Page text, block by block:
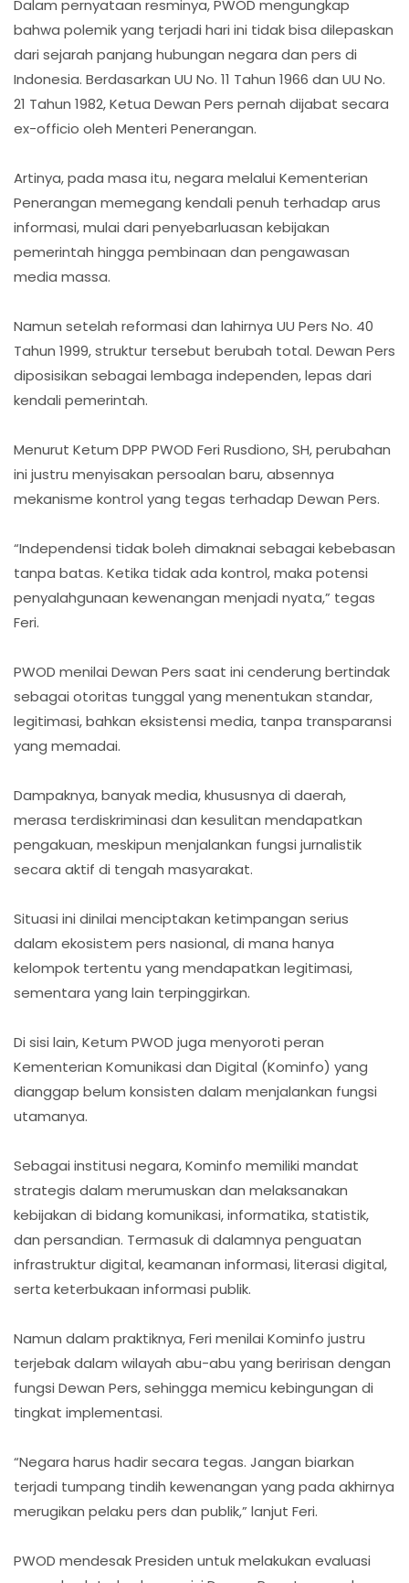
Dalam pernyataan resminya, PWOD mengungkap
bahwa polemik yang terjadi hari ini tidak bisa dilepaskan
dari sejarah panjang hubungan negara dan pers di
Indonesia. Berdasarkan UU No. 11 Tahun 1966 dan UU No.
21 Tahun 1982, Ketua Dewan Pers pernah dijabat secara
ex-officio oleh Menteri Penerangan.
Artinya, pada masa itu, negara melalui Kementerian
Penerangan memegang kendali penuh terhadap arus
informasi, mulai dari penyebarluasan kebijakan
pemerintah hingga pembinaan dan pengawasan
media massa.
Namun setelah reformasi dan lahirnya UU Pers No. 40
Tahun 1999, struktur tersebut berubah total. Dewan Pers
diposisikan sebagai lembaga independen, lepas dari
kendali pemerintah.
Menurut Ketum DPP PWOD Feri Rusdiono, SH, perubahan
ini justru menyisakan persoalan baru, absennya
mekanisme kontrol yang tegas terhadap Dewan Pers.
“Independensi tidak boleh dimaknai sebagai kebebasan
tanpa batas. Ketika tidak ada kontrol, maka potensi
penyalahgunaan kewenangan menjadi nyata,” tegas
Feri.
PWOD menilai Dewan Pers saat ini cenderung bertindak
sebagai otoritas tunggal yang menentukan standar,
legitimasi, bahkan eksistensi media, tanpa transparansi
yang memadai.
Dampaknya, banyak media, khususnya di daerah,
merasa terdiskriminasi dan kesulitan mendapatkan
pengakuan, meskipun menjalankan fungsi jurnalistik
secara aktif di tengah masyarakat.
Situasi ini dinilai menciptakan ketimpangan serius
dalam ekosistem pers nasional, di mana hanya
kelompok tertentu yang mendapatkan legitimasi,
sementara yang lain terpinggirkan.
Di sisi lain, Ketum PWOD juga menyoroti peran
Kementerian Komunikasi dan Digital (Kominfo) yang
dianggap belum konsisten dalam menjalankan fungsi
utamanya.
Sebagai institusi negara, Kominfo memiliki mandat
strategis dalam merumuskan dan melaksanakan
kebijakan di bidang komunikasi, informatika, statistik,
dan persandian. Termasuk di dalamnya penguatan
infrastruktur digital, keamanan informasi, literasi digital,
serta keterbukaan informasi publik.
Namun dalam praktiknya, Feri menilai Kominfo justru
terjebak dalam wilayah abu-abu yang beririsan dengan
fungsi Dewan Pers, sehingga memicu kebingungan di
tingkat implementasi.
“Negara harus hadir secara tegas. Jangan biarkan
terjadi tumpang tindih kewenangan yang pada akhirnya
merugikan pelaku pers dan publik,” lanjut Feri.
PWOD mendesak Presiden untuk melakukan evaluasi